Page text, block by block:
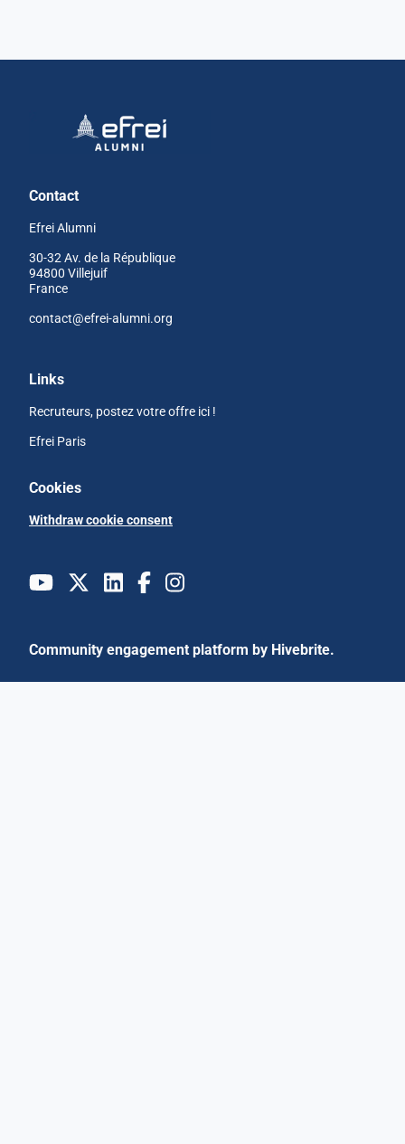
Contact
Efrei Alumni
30-32 Av. de la République
94800 Villejuif
France
contact@efrei-alumni.org
Links
Recruteurs, postez votre offre ici !
Efrei Paris
Cookies
Withdraw cookie consent
Community engagement platform by Hivebrite.